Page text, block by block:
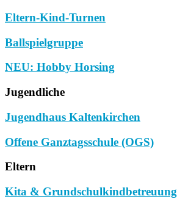
Eltern-Kind-Turnen
Ballspielgruppe
NEU: Hobby Horsing
Jugendliche
Jugendhaus Kaltenkirchen
Offene Ganztagsschule (OGS)
Eltern
Kita & Grundschulkindbetreuung